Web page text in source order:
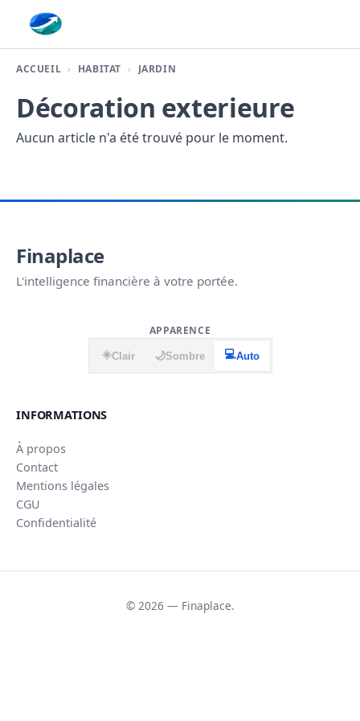
ACCUEIL HABITAT JARDIN
Décoration exterieure
Aucun article n'a été trouvé pour le moment.
Finaplace
L'intelligence financière à votre portée.
APPARENCE
☀️Clair 🌙Sombre 💻Auto
INFORMATIONS
À propos
Contact
Mentions légales
CGU
Confidentialité
© 2026 — Finaplace.